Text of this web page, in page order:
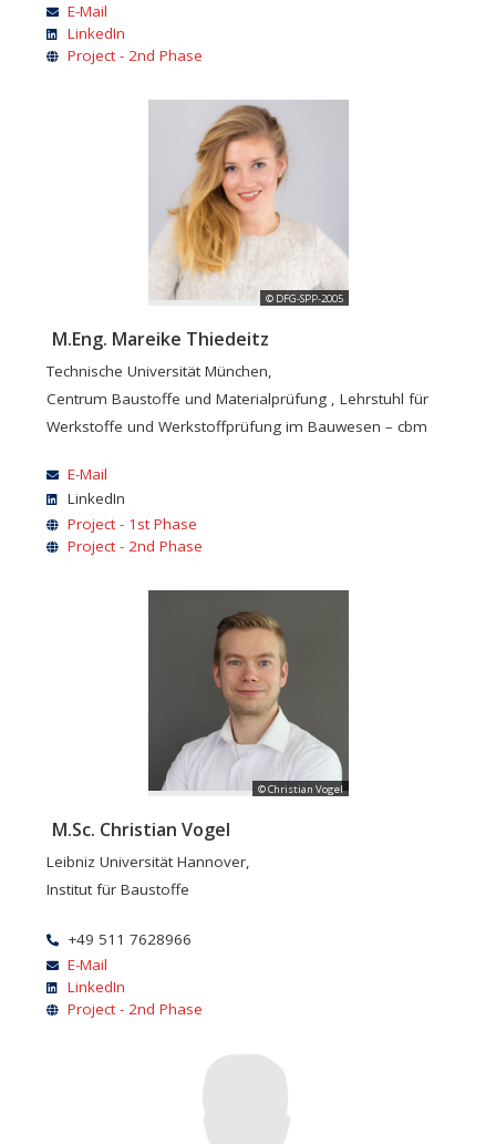
E-Mail
LinkedIn
Project - 2nd Phase
© DFG-SPP-2005
M.Eng. Mareike Thiedeitz
Technische Universität München,
Centrum Baustoffe und Materialprüfung , Lehrstuhl für
Werkstoffe und Werkstoffprüfung im Bauwesen – cbm
E-Mail
LinkedIn
Project - 1st Phase
Project - 2nd Phase
© Christian Vogel
M.Sc. Christian Vogel
Leibniz Universität Hannover,
Institut für Baustoffe
+49 511 7628966
E-Mail
LinkedIn
Project - 2nd Phase